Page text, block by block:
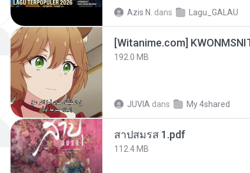
Azis N. dans Lagu_GALAU
192.0 MB
JUVIA dans My 4shared
สาปสมรส 1.pdf
112.4 MB